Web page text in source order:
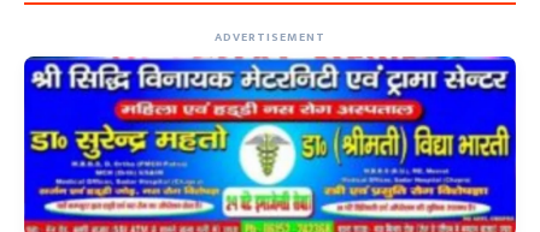
ADVERTISEMENT